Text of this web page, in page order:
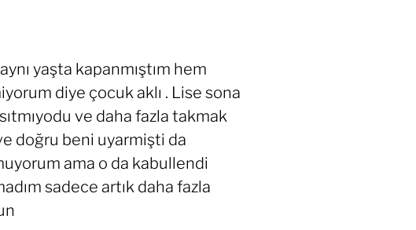
yaşta kapanmıştım hem
diye çocuk aklı . Lise sona
ve daha fazla takmak
doğru beni uyarmişti da
ama o da kabullendi
sadece artık daha fazla